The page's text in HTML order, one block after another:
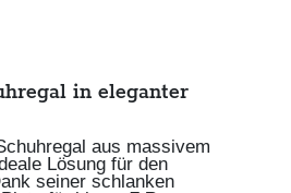
in eleganter
aus massivem
Lösung für den
seiner schlanken